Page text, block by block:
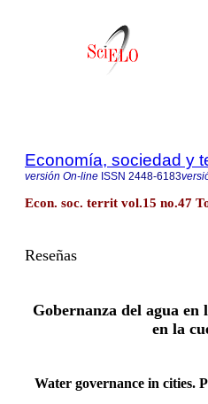
Economía, sociedad y
versión On-line ISSN 2448-6183
Econ. soc. territ vol.15 no.47
Reseñas
Gobernanza del agua en
en la
Water governance in cities.